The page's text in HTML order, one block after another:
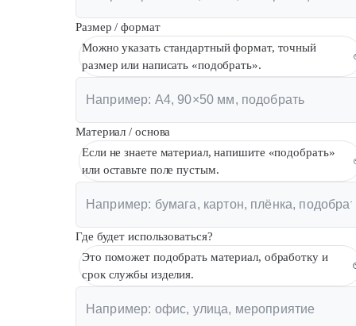
Размер / формат
Можно указать стандартный формат, точный
размер или написать «подобрать».
Материал / основа
Если не знаете материал, напишите «подобрать»
или оставьте поле пустым.
Где будет использоваться?
Это поможет подобрать материал, обработку и
срок службы изделия.